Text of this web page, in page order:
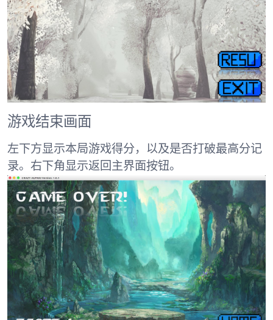
游戏结束画面
左下方显示本局游戏得分，以及是否打破最高分记
录。右下角显示返回主界面按钮。